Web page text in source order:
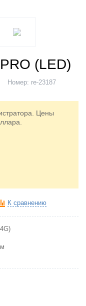
(LED)
Номер: re-23187
Цены
К сравнению